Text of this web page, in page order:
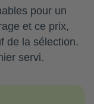
pour un
et ce prix,
de la sélection.
servi.